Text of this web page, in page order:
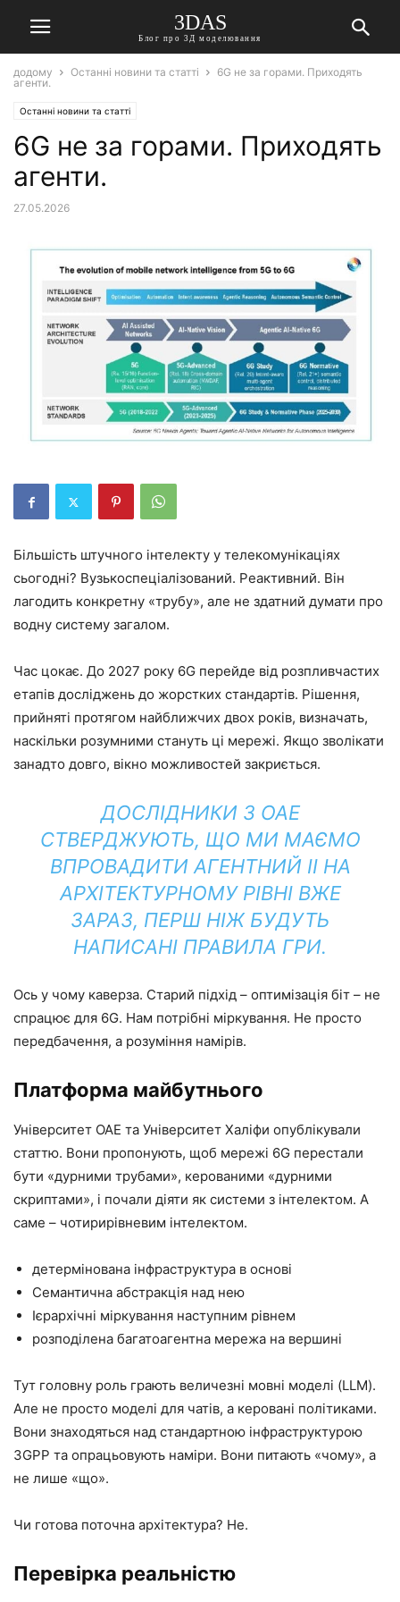
3DAS
Блог про 3Д моделювання
додому Останні новини та статті
6G не за горами. Приходять
агенти.
Останні новини та статті
6G не за горами. Приходять
агенти.
27.05.2026
Більшість штучного інтелекту у телекомунікаціях
сьогодні? Вузькоспеціалізований. Реактивний. Він
лагодить конкретну «трубу», але не здатний думати про
водну систему загалом.
Час цокає. До 2027 року 6G перейде від розпливчастих
етапів досліджень до жорстких стандартів. Рішення,
прийняті протягом найближчих двох років, визначать,
наскільки розумними стануть ці мережі. Якщо зволікати
занадто довго, вікно можливостей закриється.
ДОСЛІДНИКИ З ОАЕ
СТВЕРДЖУЮТЬ, ЩО МИ МАЄМО
ВПРОВАДИТИ АГЕНТНИЙ ІІ НА
АРХІТЕКТУРНОМУ РІВНІ ВЖЕ
ЗАРАЗ, ПЕРШ НІЖ БУДУТЬ
НАПИСАНІ ПРАВИЛА ГРИ.
Ось у чому каверза. Старий підхід – оптимізація біт – не
спрацює для 6G. Нам потрібні міркування. Не просто
передбачення, а розуміння намірів.
Платформа майбутнього
Університет ОАЕ та Університет Халіфи опублікували
статтю. Вони пропонують, щоб мережі 6G перестали
бути «дурними трубами», керованими «дурними
скриптами», і почали діяти як системи з інтелектом. А
саме – чотирирівневим інтелектом.
детермінована інфраструктура в основі
Семантична абстракція над нею
Ієрархічні міркування наступним рівнем
розподілена багатоагентна мережа на вершині
Тут головну роль грають величезні мовні моделі (LLM).
Але не просто моделі для чатів, а керовані політиками.
Вони знаходяться над стандартною інфраструктурою
3GPP та опрацьовують наміри. Вони питають «чому», а
не лише «що».
Чи готова поточна архітектура? Не.
Перевірка реальністю